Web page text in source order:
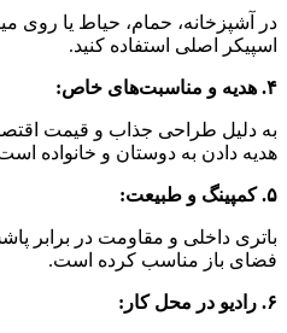
حمام، حیاط یا روی میز کار،
اصلی استفاده کنید.
طراحی جذاب و قیمت اقتصادی،
به دوستان و خانواده است.
و مقاومت در برابر پاشش آب،
مناسب کرده است.